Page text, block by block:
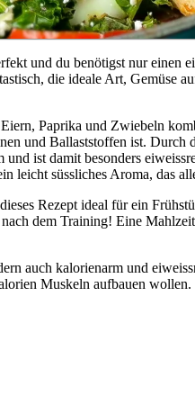
und du benötigst nur einen
die ideale Art, Gemüse
Paprika und Zwiebeln
und Ballaststoffen ist.
ist damit besonders
leicht süssliches Aroma, das
Rezept ideal für ein
dem Training! Eine
auch kalorienarm und
Muskeln aufbauen